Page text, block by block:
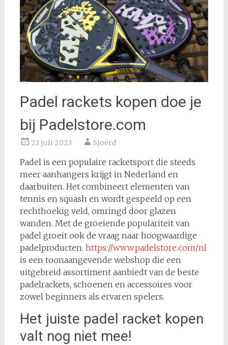
Padel rackets kopen doe je
bij Padelstore.com
23 juli 2023 Sjoerd
Padel is een populaire racketsport die steeds
meer aanhangers krijgt in Nederland en
daarbuiten. Het combineert elementen van
tennis en squash en wordt gespeeld op een
rechthoekig veld, omringd door glazen
wanden. Met de groeiende populariteit van
padel groeit ook de vraag naar hoogwaardige
padelproducten. https://www.padelstore.com/nl
is een toonaangevende webshop die een
uitgebreid assortiment aanbiedt van de beste
padelrackets, schoenen en accessoires voor
zowel beginners als ervaren spelers.
Het juiste padel racket kopen
valt nog niet mee!